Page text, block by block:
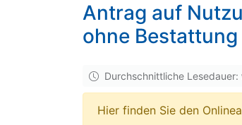
Antrag auf
ohne Bestattung
Durchschnittliche Lesedauer:
Hier finden Sie den